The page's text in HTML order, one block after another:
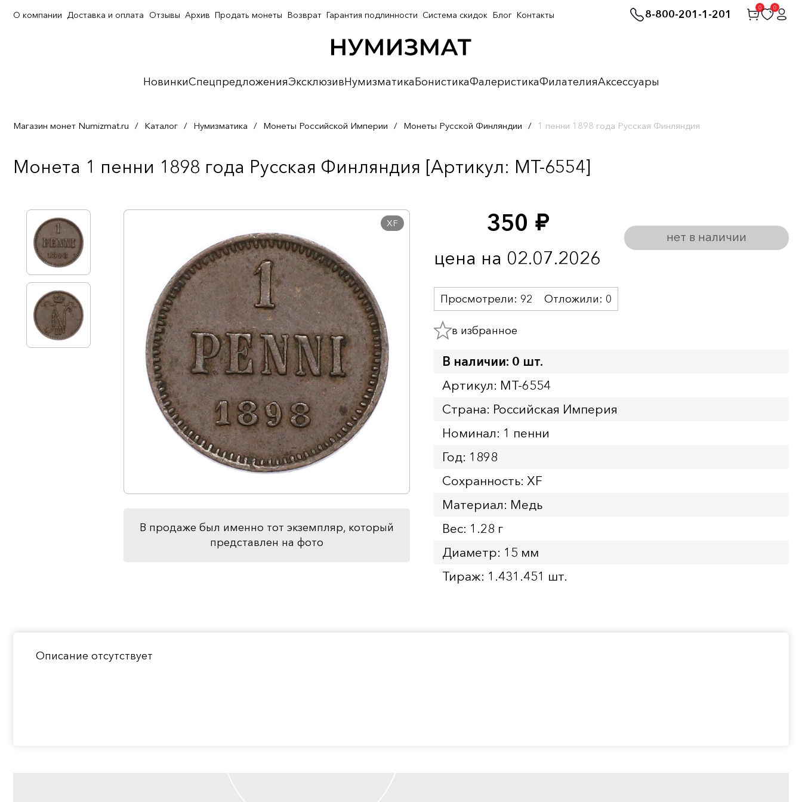
8-800-201-1-201
0 0
НовинкиСпецпредложенияЭксклюзивНумизматикаБонистикаФалеристикаФилателияАксессуары
О компании Доставка и оплата Отзывы Архив Продать монеты Возврат Гарантия подлинности Система скидок Блог Контакты
Магазин монет Numizmat.ru / Каталог / Нумизматика / Монеты Российской Империи / Монеты Русской Финляндии / 1 пенни 1898 года Русская Финляндия
Монета 1 пенни 1898 года Русская Финляндия [Артикул: MT-6554]
XF
В продаже был именно тот экземпляр, который
представлен на фото
350 руб.
цена на 02.07.2026
нет в наличии
Просмотрели: 92 Отложили: 0
в избранное
В наличии: 0 шт.
Артикул: MT-6554
Страна: Российская Империя
Номинал: 1 пенни
Год: 1898
Сохранность: XF
Материал: Медь
Вес: 1.28 г
Диаметр: 15 мм
Тираж: 1.431.451 шт.
Описание отсутствует